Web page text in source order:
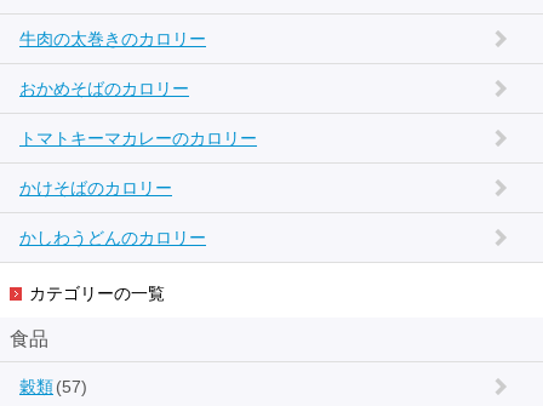
牛肉の太巻きのカロリー
おかめそばのカロリー
トマトキーマカレーのカロリー
かけそばのカロリー
かしわうどんのカロリー
カテゴリーの一覧
食品
穀類(57)